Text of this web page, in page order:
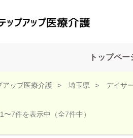
トップペー
アップ医療介護 埼玉県 デイサ
1〜7件を表示中 （全7件中）